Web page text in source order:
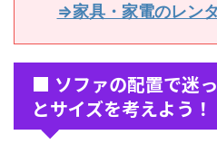
⇒家具・家電のレン
■ ソファの配置で迷
とサイズを考えよう！